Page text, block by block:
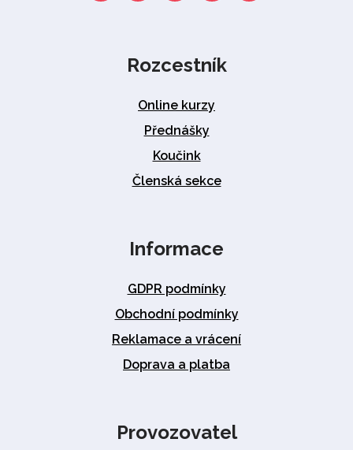
Rozcestník
Online kurzy
Přednášky
Koučink
Členská sekce
Informace
GDPR podmínky
Obchodní podmínky
Reklamace a vrácení
Doprava a platba
Provozovatel